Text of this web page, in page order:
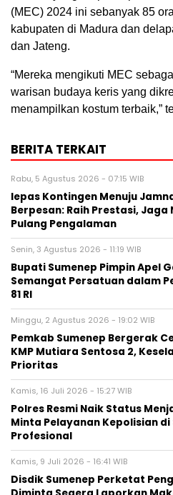
(MEC) 2024 ini sebanyak 85
kabupaten di Madura dan
dan Jateng.
“Mereka mengikuti MEC
warisan budaya keris yang
menampilkan kostum terbaik,”
BERITA TERKAIT
Rabu, 5 Agustus 2026 - 07:15 WIB
lepas Kontingen Menuju
Berpesan: Raih Prestasi, Jaga
Pulang Pengalaman
Senin, 3 Agustus 2026 - 11:19 WIB
Bupati Sumenep Pimpin Apel
Semangat Persatuan dalam
81 RI
Minggu, 2 Agustus 2026 - 19:02 WIB
Pemkab Sumenep Bergerak
KMP Mutiara Sentosa 2,
Prioritas
Kamis, 16 Juli 2026 - 15:27 WIB
Polres Resmi Naik Status
Minta Pelayanan Kepolisian di
Profesional
Kamis, 9 Juli 2026 - 16:41 WIB
Disdik Sumenep Perketat